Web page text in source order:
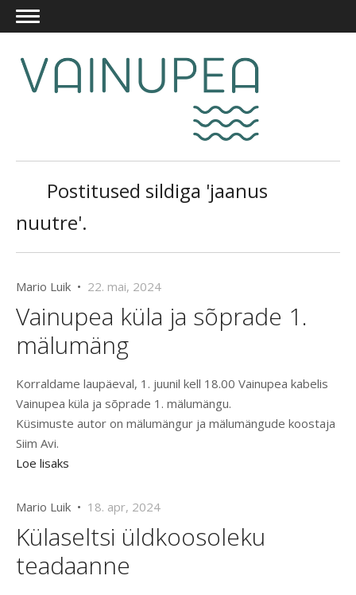
Postitused sildiga 'jaanus
nuutre'.
Mario Luik • 22. mai, 2024
Vainupea küla ja sõprade 1.
mälumäng
Korraldame laupäeval, 1. juunil kell 18.00 Vainupea kabelis
Vainupea küla ja sõprade 1. mälumängu.
Küsimuste autor on mälumängur ja mälumängude koostaja
Siim Avi.
Loe lisaks
Mario Luik • 18. apr, 2024
Külaseltsi üldkoosoleku
teadaanne